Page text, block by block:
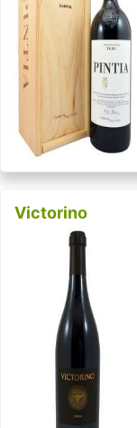
Victorino